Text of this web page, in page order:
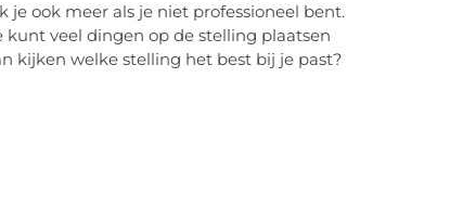
ook meer als je niet professioneel bent.
veel dingen op de stelling plaatsen
kijken welke stelling het best bij je past?